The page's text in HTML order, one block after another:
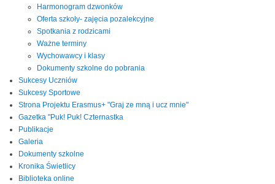
Harmonogram dzwonków
Oferta szkoły- zajęcia pozalekcyjne
Spotkania z rodzicami
Ważne terminy
Wychowawcy i klasy
Dokumenty szkolne do pobrania
Sukcesy Uczniów
Sukcesy Sportowe
Strona Projektu Erasmus+ "Graj ze mną i ucz mnie"
Gazetka "Puk! Puk! Czternastka
Publikacje
Galeria
Dokumenty szkolne
Kronika Świetlicy
Biblioteka online